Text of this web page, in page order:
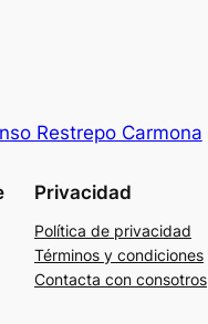
Restrepo Carmona
Privacidad
Política de privacidad
Términos y condiciones
Contacta con consotros